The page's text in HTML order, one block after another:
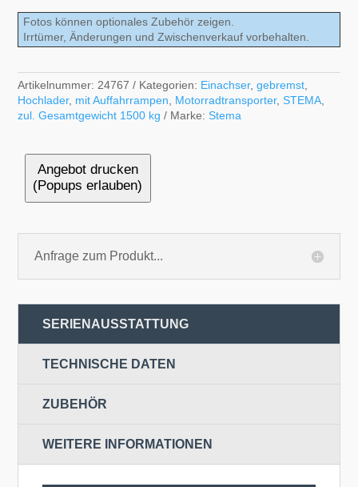
Fotos können optionales Zubehör zeigen.
Irrtümer, Änderungen und Zwischenverkauf vorbehalten.
Artikelnummer: 24767 Kategorien: Einachser,gebremst
Hochlader, mit Auffahrrampen Motorradtransporter,STEMA
zul. Gesamtgewicht 1500 kg
Marke:Stema
Angebot drucken
(Popups erlauben)
Anfrage zum Produkt...
SERIENAUSSTATTUNG
TECHNISCHE DATEN
ZUBEHÖR
WEITERE INFORMATIONEN